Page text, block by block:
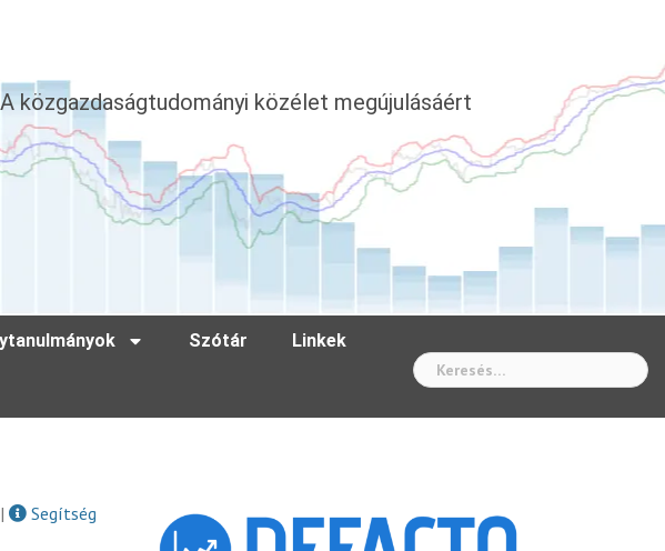
A közgazdaságtudományi közélet megújulásáért
Szótár Linkek
|
Segítség